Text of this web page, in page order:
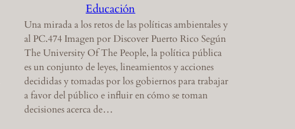
Educación
Una mirada a los retos de las políticas ambientales y
al PC.474 Imagen por Discover Puerto Rico Según
The University Of The People, la política pública
es un conjunto de leyes, lineamientos y acciones
decididas y tomadas por los gobiernos para trabajar
a favor del público e influir en cómo se toman
decisiones acerca de…